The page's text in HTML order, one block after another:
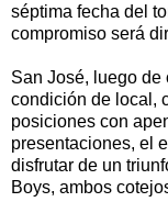
séptima fecha del
compromiso será
San José, luego de
condición de local,
posiciones con
presentaciones, el
disfrutar de un
Boys, ambos